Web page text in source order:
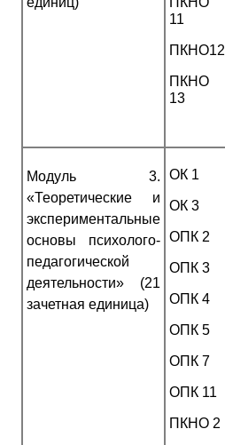
11
ПКНО12
ПКНО
13
Модуль 3.
«Теоретические и
экспериментальные
основы психолого­
педагогической
деятельности» (21
зачетная единица)
ОК 1
ОК 3
ОПК 2
ОПК 3
ОПК 4
ОПК 5
ОПК 7
ОПК 11
ПКНО 2